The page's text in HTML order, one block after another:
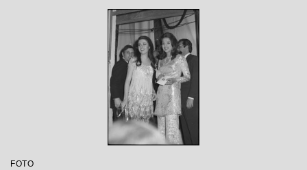
FOTO